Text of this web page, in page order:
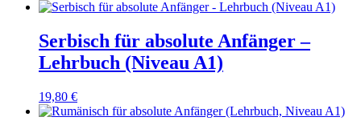
Serbisch für absolute Anfänger –
Lehrbuch (Niveau A1)
19,80 €